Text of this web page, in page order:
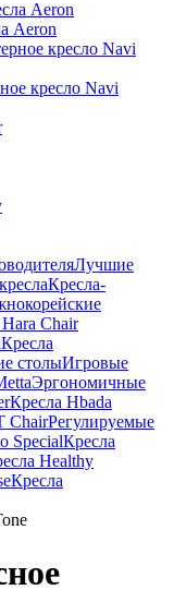
Aeron
кресло Navi
Лучшие
Кресла-
Chair
Кресла
столыИгровые
Эргономичные
Кресла Hbada
ChairРегулируемые
SpecialКресла
Healthy
Кресла